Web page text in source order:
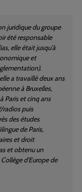
juridique du groupe
été responsable
elle était jusqu'à
et
a travaillé deux ans
à Bruxelles,
Paris et cinq ans
radios puis
des études
de Paris,
et droit
et obtenu un
d'Europe de